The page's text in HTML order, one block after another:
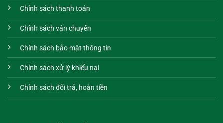
Chính sách thanh toán
Chính sách vận chuyển
Chính sách bảo mật thông tin
Chính sách xử lý khiếu nại
Chính sách đổi trả, hoàn tiền